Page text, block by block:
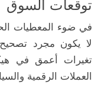
توقعات السوق
في ضوء المعطيات
لا يكون مجرد
تغيرات أعمق في
العملات الرقمية